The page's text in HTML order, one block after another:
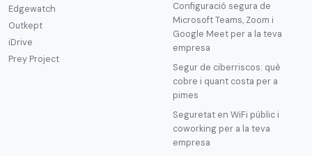
Edgewatch
Outkept
iDrive
Prey Project
Configuració segura de
Microsoft Teams, Zoom i
Google Meet per a la teva
empresa
Segur de ciberriscos: què
cobre i quant costa per a
pimes
Seguretat en WiFi públic i
coworking per a la teva
empresa